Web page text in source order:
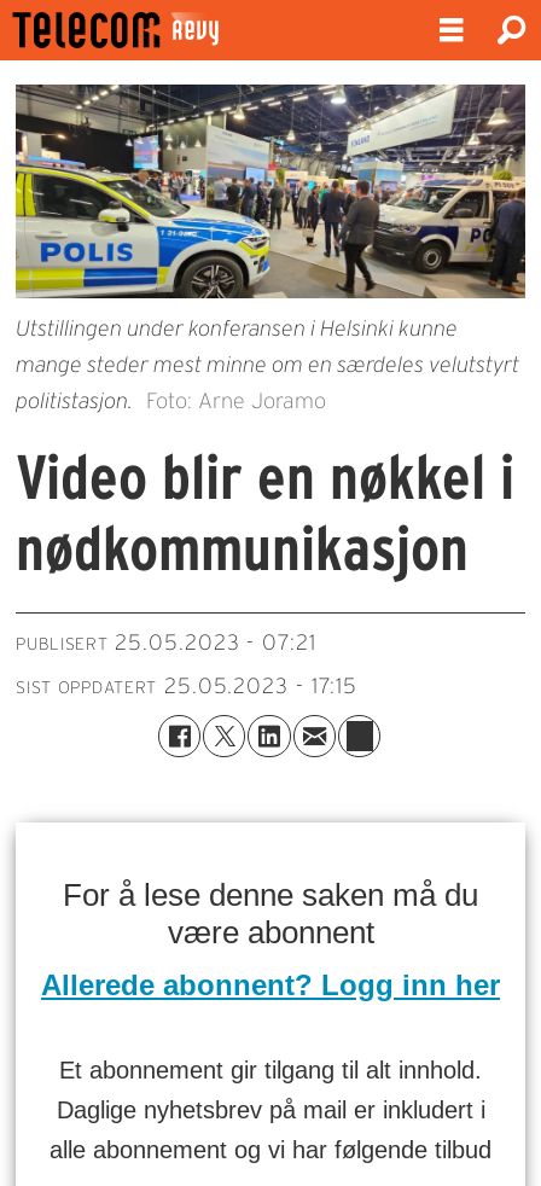
Utstillingen under konferansen i Helsinki kunne
mange steder mest minne om en særdeles velutstyrt
politistasjon.
Foto: Arne Joramo
Video blir en nøkkel i
nødkommunikasjon
PUBLISERT 25.05.2023 - 07:21
SIST OPPDATERT 25.05.2023 - 17:15
For å lese denne saken må du
være abonnent
Allerede abonnent? Logg inn her
Et abonnement gir tilgang til alt innhold.
Daglige nyhetsbrev på mail er inkludert i
alle abonnement og vi har følgende tilbud